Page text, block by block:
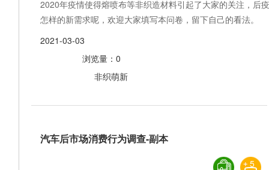
2020年疫情使得熔喷布等非织造材料引起了大家的关注，后
怎样的新需求呢，欢迎大家填写本问卷，留下自己的看法。
2021-03-03
浏览量：0
非织萌新
汽车后市场消费行为调查-副本
5